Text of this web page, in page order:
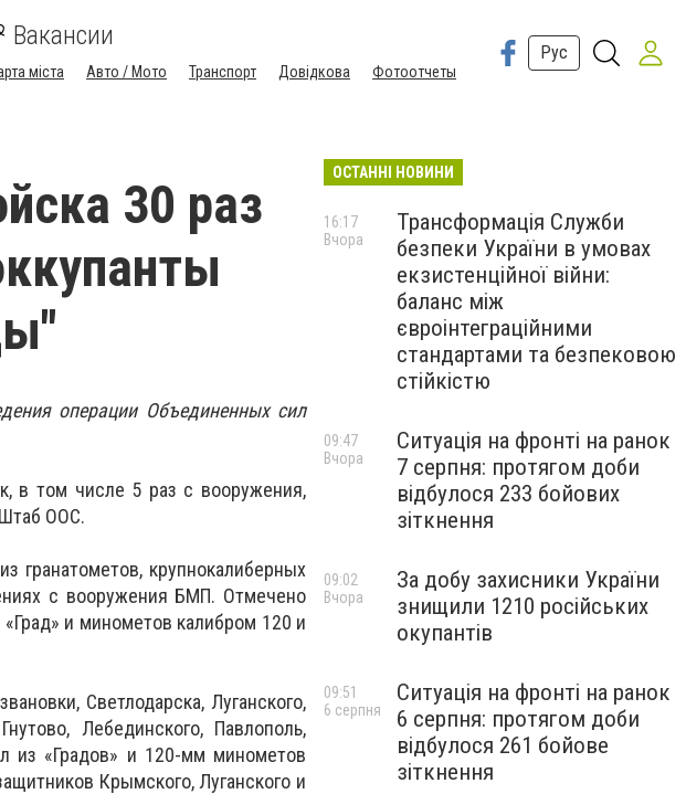
Вакансии
міста Авто / Мото Транспорт Довідкова Фотоотчеты
Рус
30 раз
операции Объединенных сил
в том числе 5 раз с вооружения,
ООС.
гранатометов, крупнокалиберных
с вооружения БМП. Отмечено
и минометов калибром 120 и
Светлодарска, Луганского,
Лебединского, Павлополь,
из «Градов» и 120-мм минометов
Крымского, Луганского и
ОСТАННІ НОВИНИ
Трансформація Служби
безпеки України в умовах
екзистенційної війни:
баланс між
євроінтеграційними
стандартами та безпековою
стійкістю
16:17
Вчора
Ситуація на фронті на ранок
7 серпня: протягом доби
відбулося 233 бойових
зіткнення
09:47
Вчора
За добу захисники України
знищили 1210 російських
окупантів
09:02
Вчора
Ситуація на фронті на ранок
6 серпня: протягом доби
відбулося 261 бойове
зіткнення
09:51
6 серпня